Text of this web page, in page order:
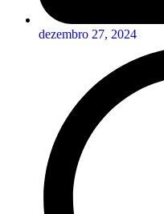
dezembro 27, 2024